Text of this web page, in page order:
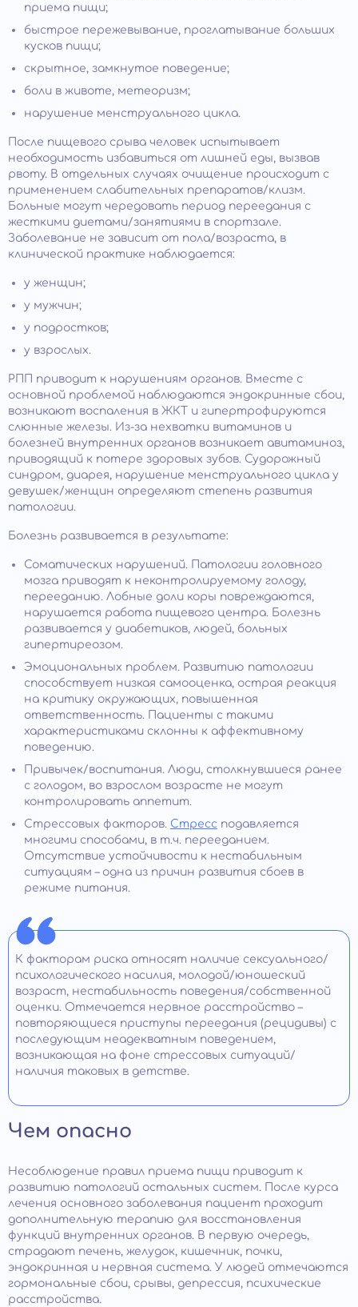
приема пищи;
быстрое пережевывание, проглатывание больших
кусков пищи;
скрытное, замкнутое поведение;
боли в животе, метеоризм;
нарушение менструального цикла.
После пищевого срыва человек испытывает
необходимость избавиться от лишней еды, вызвав
рвоту. В отдельных случаях очищение происходит с
применением слабительных препаратов/клизм.
Больные могут чередовать период переедания с
жесткими диетами/занятиями в спортзале.
Заболевание не зависит от пола/возраста, в
клинической практике наблюдается:
у женщин;
у мужчин;
у подростков;
у взрослых.
РПП приводит к нарушениям органов. Вместе с
основной проблемой наблюдаются эндокринные сбои,
возникают воспаления в ЖКТ и гипертрофируются
слюнные железы. Из-за нехватки витаминов и
болезней внутренних органов возникает авитаминоз,
приводящий к потере здоровых зубов. Судорожный
синдром, диарея, нарушение менструального цикла у
девушек/женщин определяют степень развития
патологии.
Болезнь развивается в результате:
Соматических нарушений. Патологии головного
мозга приводят к неконтролируемому голоду,
перееданию. Лобные доли коры повреждаются,
нарушается работа пищевого центра. Болезнь
развивается у диабетиков, людей, больных
гипертиреозом.
Эмоциональных проблем. Развитию патологии
способствует низкая самооценка, острая реакция
на критику окружающих, повышенная
ответственность. Пациенты с такими
характеристиками склонны к аффективному
поведению.
Привычек/воспитания. Люди, столкнувшиеся ранее
с голодом, во взрослом возрасте не могут
контролировать аппетит.
Стрессовых факторов. Стресс подавляется
многими способами, в т.ч. перееданием.
Отсутствие устойчивости к нестабильным
ситуациям – одна из причин развития сбоев в
режиме питания.
К факторам риска относят наличие сексуального/
психологического насилия, молодой/юношеский
возраст, нестабильность поведения/собственной
оценки. Отмечается нервное расстройство –
повторяющиеся приступы переедания (рецидивы) с
последующим неадекватным поведением,
возникающая на фоне стрессовых ситуаций/
наличия таковых в детстве.
Чем опасно
Несоблюдение правил приема пищи приводит к
развитию патологий остальных систем. После курса
лечения основного заболевания пациент проходит
дополнительную терапию для восстановления
функций внутренних органов. В первую очередь,
страдают печень, желудок, кишечник, почки,
эндокринная и нервная система. У людей отмечаются
гормональные сбои, срывы, депрессия, психические
расстройства.